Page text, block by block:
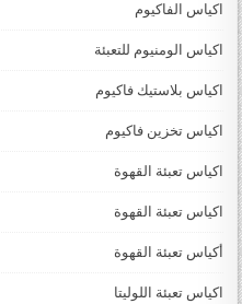
اكياس الفاكيوم
اكياس الومنيوم للتعبئة
اكياس بلاستيك فاكيوم
اكياس تخزين فاكيوم
اكياس تعبئة القهوة
اكياس تعبئة القهوة
أكياس تعبئة القهوة
اكياس تعبئة اللوليتا